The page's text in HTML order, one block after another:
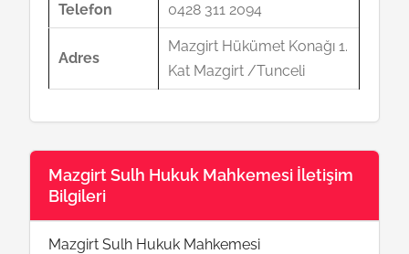
Telefon 0428 311 2094
Adres
Mazgirt Hükümet Konağı 1.
Kat Mazgirt /Tunceli
Mazgirt Sulh Hukuk Mahkemesi İletişim
Bilgileri
Mazgirt Sulh Hukuk Mahkemesi